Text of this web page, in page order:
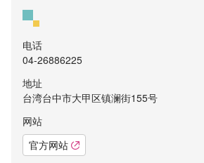
电话
04-26886225
地址
台湾台中市大甲区镇澜街155号
网站
官方网站